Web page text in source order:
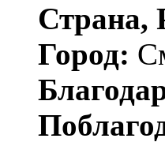
Страна,
Город: